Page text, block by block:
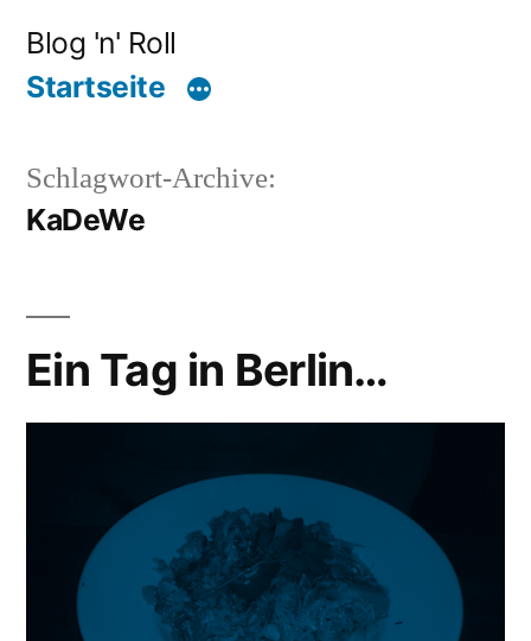
Inhalt
Blog 'n' Roll
Startseite
Schlagwort-Archive:
KaDeWe
Ein Tag in Berlin…